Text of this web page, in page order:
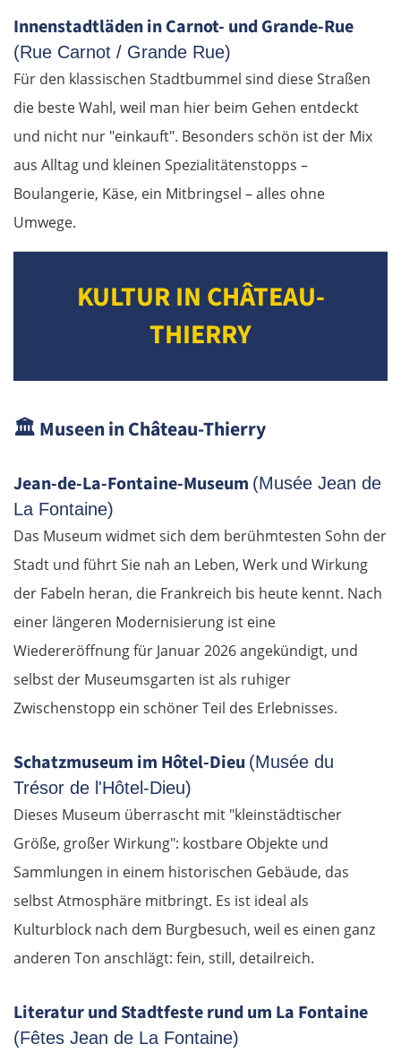
Innenstadtläden in Carnot- und Grande-Rue
(Rue Carnot / Grande Rue)
Für den klassischen Stadtbummel sind diese Straßen
die beste Wahl, weil man hier beim Gehen entdeckt
und nicht nur "einkauft". Besonders schön ist der Mix
aus Alltag und kleinen Spezialitätenstopps –
Boulangerie, Käse, ein Mitbringsel – alles ohne
Umwege.
KULTUR IN CHÂTEAU-
THIERRY
🏛️Museen in Château-Thierry
Jean-de-La-Fontaine-Museum (Musée Jean de
La Fontaine)
Das Museum widmet sich dem berühmtesten Sohn der
Stadt und führt Sie nah an Leben, Werk und Wirkung
der Fabeln heran, die Frankreich bis heute kennt. Nach
einer längeren Modernisierung ist eine
Wiedereröffnung für Januar 2026 angekündigt, und
selbst der Museumsgarten ist als ruhiger
Zwischenstopp ein schöner Teil des Erlebnisses.
Schatzmuseum im Hôtel-Dieu (Musée du
Trésor de l'Hôtel-Dieu)
Dieses Museum überrascht mit "kleinstädtischer
Größe, großer Wirkung": kostbare Objekte und
Sammlungen in einem historischen Gebäude, das
selbst Atmosphäre mitbringt. Es ist ideal als
Kulturblock nach dem Burgbesuch, weil es einen ganz
anderen Ton anschlägt: fein, still, detailreich.
Literatur und Stadtfeste rund um La Fontaine
(Fêtes Jean de La Fontaine)
Senftenberg
Dresden
Sächsische Schweiz
Tschechien
Taus
Deutschland Süd
Regensburg
Ingolstadt
München
Rosenheim
Österreich
Salzburg
Linz